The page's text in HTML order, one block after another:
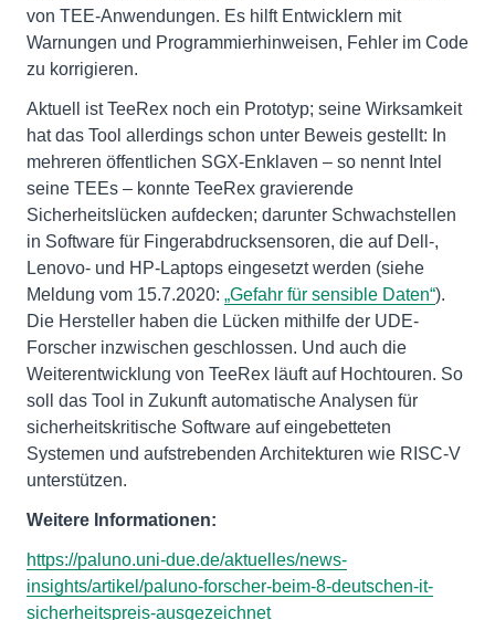
von TEE-Anwendungen. Es hilft Entwicklern mit
Warnungen und Programmierhinweisen, Fehler im Code
zu korrigieren.
Aktuell ist TeeRex noch ein Prototyp; seine Wirksamkeit
hat das Tool allerdings schon unter Beweis gestellt: In
mehreren öffentlichen SGX-Enklaven – so nennt Intel
seine TEEs – konnte TeeRex gravierende
Sicherheitslücken aufdecken; darunter Schwachstellen
in Software für Fingerabdrucksensoren, die auf Dell-,
Lenovo- und HP-Laptops eingesetzt werden (siehe
Meldung vom 15.7.2020: „Gefahr für sensible Daten“).
Die Hersteller haben die Lücken mithilfe der UDE-
Forscher inzwischen geschlossen. Und auch die
Weiterentwicklung von TeeRex läuft auf Hochtouren. So
soll das Tool in Zukunft automatische Analysen für
sicherheitskritische Software auf eingebetteten
Systemen und aufstrebenden Architekturen wie RISC-V
unterstützen.
Weitere Informationen:
https://paluno.uni-due.de/aktuelles/news-
insights/artikel/paluno-forscher-beim-8-deutschen-it-
sicherheitspreis-ausgezeichnet